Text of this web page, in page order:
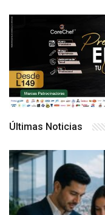
Últimas Noticias